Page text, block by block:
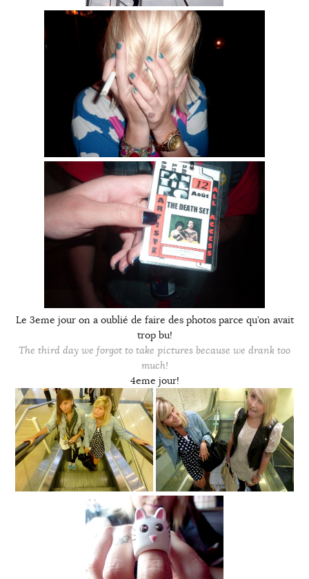
Le 3eme jour on a oublié de faire des photos parce qu’on avait
trop bu!
The third day we forgot to take pictures because we drank too
much!
4eme jour!